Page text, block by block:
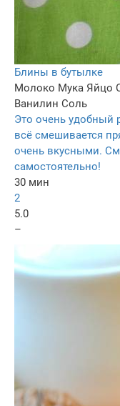
Блины в бутылке
Молоко Мука Яйцо
Ванилин Соль
Это очень удобный
всё смешивается
очень вкусными.
самостоятельно!
30 мин
2
5.0
–